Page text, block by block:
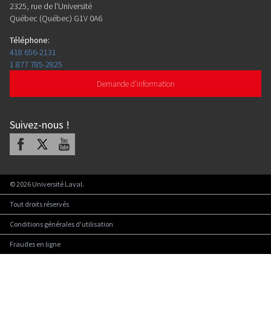
2325, rue de l'Université
Québec (Québec) G1V 0A6
Téléphone:
418 656-2131
1 877 785-2825
Demande d'information
Suivez-nous !
Facebook Youtube
©2026 Université Laval.
Tout droits réservés
Conditions générales d'utilisation
Fraudes en ligne